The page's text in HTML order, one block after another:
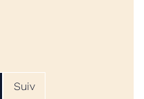
Suiv